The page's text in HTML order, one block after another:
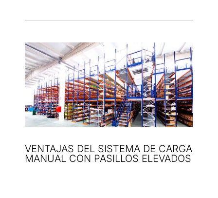
VENTAJAS DEL SISTEMA DE CARGA
MANUAL CON PASILLOS ELEVADOS